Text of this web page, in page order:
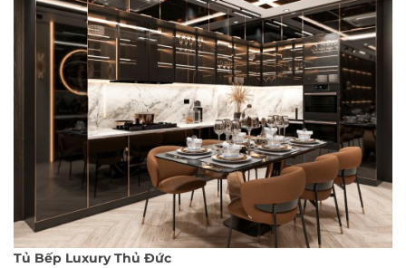
Tủ Bếp Luxury Thủ Đức